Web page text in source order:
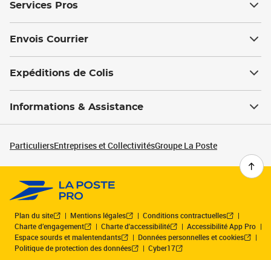
Services Pros
Envois Courrier
Expéditions de Colis
Informations & Assistance
ParticuliersEntreprises et CollectivitésGroupe La Poste
Plan du site Mentions légales
Conditions contractuelles
Charte d’engagement
Charte d'accessibilité
Accessibilité App Pro
Espace sourds et malentendants
Données personnelles et cookies
Politique de protection des données
Cyber17